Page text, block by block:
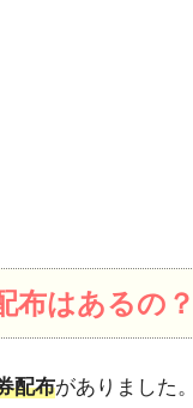
布はあるの？
配布がありました。